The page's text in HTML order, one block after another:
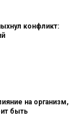
конфликт:
на организм,
быть